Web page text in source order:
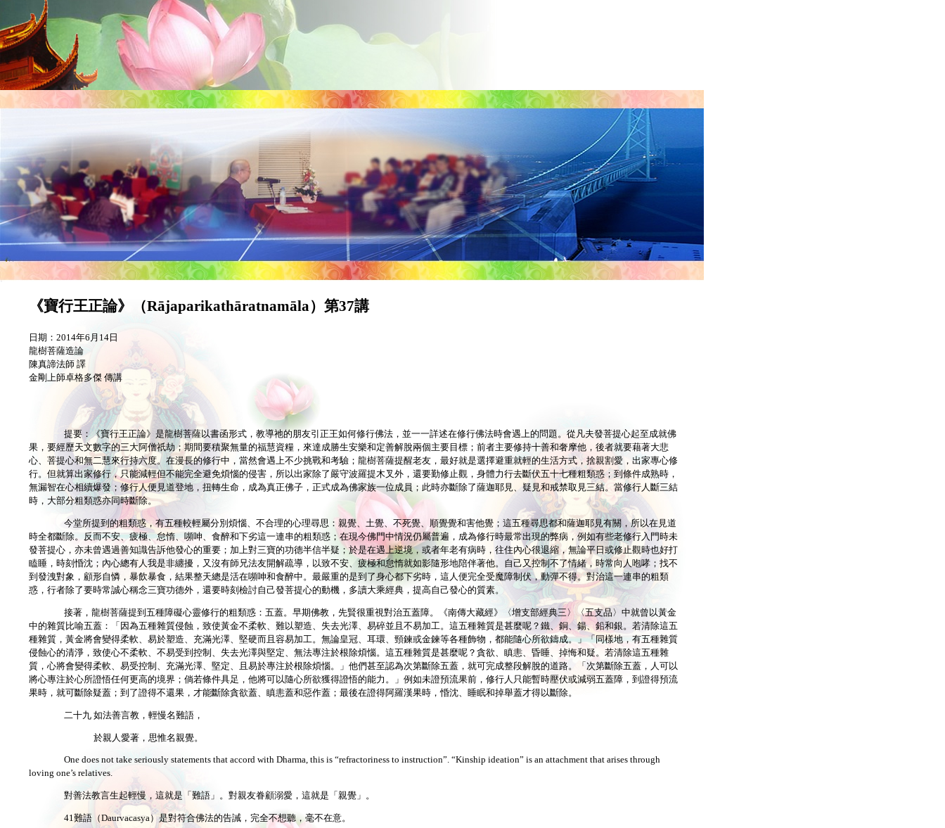
《寶行王正論》（Rājaparikathāratnamāla）第37講
日期：2014年6月14日
龍樹菩薩造論
陳真諦法師 譯
金剛上師卓格多傑 傳講
提要：《寶行王正論》是龍樹菩薩以書函形式，教導祂的朋友引正王如何修行佛法，並一一詳述在修行佛法時會遇上的問題。從凡夫發菩提心起至成就佛
果，要經歷天文數字的三大阿僧祇劫；期間要積聚無量的福慧資糧，來達成勝生安樂和定善解脫兩個主要目標；前者主要修持十善和奢摩他，後者就要藉著大悲
心、菩提心和無二慧來行持六度。在漫長的修行中，當然會遇上不少挑戰和考驗；龍樹菩薩提醒老友，最好就是選擇避重就輕的生活方式，捨親割愛，出家專心修
行。但就算出家修行，只能減輕但不能完全避免煩惱的侵害，所以出家除了嚴守波羅提木叉外，還要勤修止觀，身體力行去斷伏五十七種粗類惑；到條件成熟時，
無漏智在心相續爆發；修行人便見道登地，扭轉生命，成為真正佛子，正式成為佛家族一位成員；此時亦斷除了薩迦耶見、疑見和戒禁取見三結。當修行人斷三結
時，大部分粗類惑亦同時斷除。
今堂所提到的粗類惑，有五種較輕屬分別煩惱、不合理的心理尋思：親覺、土覺、不死覺、順覺覺和害他覺；這五種尋思都和薩迦耶見有關，所以在見道
時全都斷除。反而不安、疲極、怠惰、嚬呻、食醉和下劣這一連串的粗類惑；在現今佛門中情況仍屬普遍，成為修行時最常出現的弊病，例如有些老修行入門時未
發菩提心，亦未曾遇過善知識告訴他發心的重要；加上對三寶的功德半信半疑；於是在遇上逆境，或者年老有病時，往住內心很退縮，無論平日或修止觀時也好打
瞌睡，時刻惛沈；內心總有人我是非纏擾，又沒有師兄法友開解疏導，以致不安、疲極和怠惰就如影隨形地陪伴著他。自己又控制不了情緒，時常向人咆哮；找不
到發洩對象，顧形自憐，暴飲暴食，結果整天總是活在嚬呻和食醉中。最嚴重的是到了身心都下劣時，這人便完全受魔障制伏，動彈不得。對治這一連串的粗類
惑，行者除了要時常誠心稱念三寶功德外，還要時刻檢討自己發菩提心的動機，多讀大乘經典，提高自己發心的質素。
接著，龍樹菩薩提到五種障礙心靈修行的粗類惑：五蓋。早期佛教，先賢很重視對治五蓋障。《南傳大藏經》〈增支部經典三〉〈五支品〉中就曾以黃金
中的雜質比喻五蓋：「因為五種雜質侵蝕，致使黃金不柔軟、難以塑造、失去光澤、易碎並且不易加工。這五種雜質是甚麼呢？鐵、銅、鍚、鉛和銀。若清除這五
種雜質，黃金將會變得柔軟、易於塑造、充滿光澤、堅硬而且容易加工。無論皇冠、耳環、頸鍊或金鍊等各種飾物，都能隨心所欲鑄成。」「同樣地，有五種雜質
侵蝕心的清淨，致使心不柔軟、不易受到控制、失去光澤與堅定、無法專注於根除煩惱。這五種雜質是甚麼呢？貪欲、瞋恚、昏睡、掉悔和疑。若清除這五種雜
質，心將會變得柔軟、易受控制、充滿光澤、堅定、且易於專注於根除煩惱。」他們甚至認為次第斷除五蓋，就可完成整段解脫的道路。「次第斷除五蓋，人可以
將心專注於心所證悟任何更高的境界；倘若條件具足，他將可以隨心所欲獲得證悟的能力。」例如未證預流果前，修行人只能暫時壓伏或減弱五蓋障，到證得預流
果時，就可斷除疑蓋；到了證得不還果，才能斷除貪欲蓋、瞋恚蓋和惡作蓋；最後在證得阿羅漢果時，惛沈、睡眠和掉舉蓋才得以斷除。
二十九 如法善言教，輕慢名難語，
於親人愛著，思惟名親覺。
One does not take seriously statements that accord with Dharma, this is “refractoriness to instruction”. “Kinship ideation” is an attachment that arises through
loving one’s relatives.
對善法教言生起輕慢，這就是「難語」。對親友眷顧溺愛，這就是「親覺」。
41難語（Daurvacasya）是對符合佛法的告誡，完全不想聽，毫不在意。